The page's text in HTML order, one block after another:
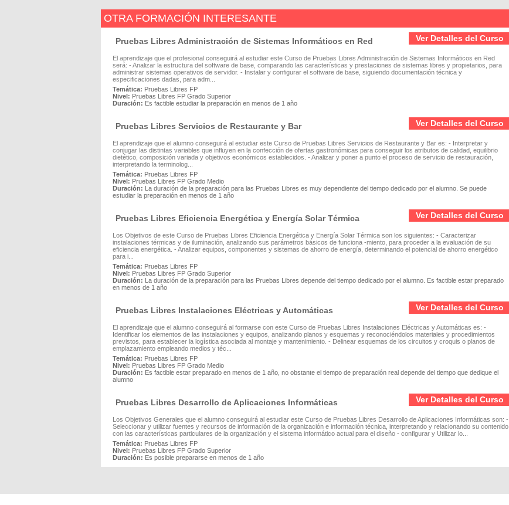
OTRA FORMACIÓN INTERESANTE
Ver Detalles del Curso
Pruebas Libres Administración de Sistemas Informáticos en Red
El aprendizaje que el profesional conseguirá al estudiar este Curso de Pruebas Libres Administración de Sistemas Informáticos en Red
será: - Analizar la estructura del software de base, comparando las características y prestaciones de sistemas libres y propietarios, para
administrar sistemas operativos de servidor. - Instalar y configurar el software de base, siguiendo documentación técnica y
especificaciones dadas, para adm...
Temática: Pruebas Libres FP
Nivel: Pruebas Libres FP Grado Superior
Duración: Es factible estudiar la preparación en menos de 1 año
Ver Detalles del Curso
Pruebas Libres Servicios de Restaurante y Bar
El aprendizaje que el alumno conseguirá al estudiar este Curso de Pruebas Libres Servicios de Restaurante y Bar es: - Interpretar y
conjugar las distintas variables que influyen en la confección de ofertas gastronómicas para conseguir los atributos de calidad, equilibrio
dietético, composición variada y objetivos económicos establecidos. - Analizar y poner a punto el proceso de servicio de restauración,
interpretando la terminolog...
Temática: Pruebas Libres FP
Nivel: Pruebas Libres FP Grado Medio
Duración: La duración de la preparación para las Pruebas Libres es muy dependiente del tiempo dedicado por el alumno. Se puede
estudiar la preparación en menos de 1 año
Ver Detalles del Curso
Pruebas Libres Eficiencia Energética y Energía Solar Térmica
Los Objetivos de este Curso de Pruebas Libres Eficiencia Energética y Energía Solar Térmica son los siguientes: - Caracterizar
instalaciones térmicas y de iluminación, analizando sus parámetros básicos de funciona -miento, para proceder a la evaluación de su
eficiencia energética. - Analizar equipos, componentes y sistemas de ahorro de energía, determinando el potencial de ahorro energético
para i...
Temática: Pruebas Libres FP
Nivel: Pruebas Libres FP Grado Superior
Duración: La duración de la preparación para las Pruebas Libres depende del tiempo dedicado por el alumno. Es factible estar preparado
en menos de 1 año
Ver Detalles del Curso
Pruebas Libres Instalaciones Eléctricas y Automáticas
El aprendizaje que el alumno conseguirá al formarse con este Curso de Pruebas Libres Instalaciones Eléctricas y Automáticas es: -
Identificar los elementos de las instalaciones y equipos, analizando planos y esquemas y reconociéndolos materiales y procedimientos
previstos, para establecer la logística asociada al montaje y mantenimiento. - Delinear esquemas de los circuitos y croquis o planos de
emplazamiento empleando medios y téc...
Temática: Pruebas Libres FP
Nivel: Pruebas Libres FP Grado Medio
Duración: Es factible estar preparado en menos de 1 año, no obstante el tiempo de preparación real depende del tiempo que dedique el
alumno
Ver Detalles del Curso
Pruebas Libres Desarrollo de Aplicaciones Informáticas
Los Objetivos Generales que el alumno conseguirá al estudiar este Curso de Pruebas Libres Desarrollo de Aplicaciones Informáticas son: -
Seleccionar y utilizar fuentes y recursos de información de la organización e información técnica, interpretando y relacionando su contenido
con las características particulares de la organización y el sistema informático actual para el diseño - configurar y Utilizar lo...
Temática: Pruebas Libres FP
Nivel: Pruebas Libres FP Grado Superior
Duración: Es posible prepararse en menos de 1 año